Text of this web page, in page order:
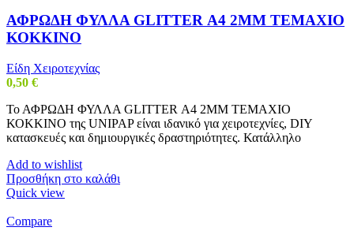
ΑΦΡΩΔΗ ΦΥΛΛΑ GLITTER Α4 2MM ΤΕΜΑΧΙΟ
ΚΟΚΚΙΝΟ
Είδη Χειροτεχνίας
0,50 €
Το ΑΦΡΩΔΗ ΦΥΛΛΑ GLITTER Α4 2MM ΤΕΜΑΧΙΟ
ΚΟΚΚΙΝΟ της UNIPAP είναι ιδανικό για χειροτεχνίες, DIY
κατασκευές και δημιουργικές δραστηριότητες. Κατάλληλο
Add to wishlist
Προσθήκη στο καλάθι
Quick view
Compare